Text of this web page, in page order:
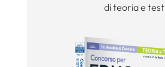
di teoria e test